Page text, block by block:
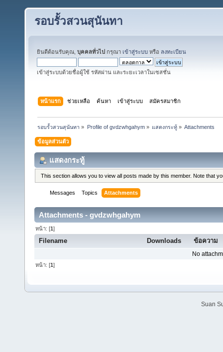
รอบรั้วสวนสุนันทา
ยินดีต้อนรับคุณ, บุคคลทั่วไป กรุณา เข้าสู่ระบบ หรือ ลงทะเบียน
เข้าสู่ระบบด้วยชื่อผู้ใช้ รหัสผ่าน และระยะเวลาในเซสชั่น
หน้าแรก ช่วยเหลือ ค้นหา เข้าสู่ระบบ สมัครสมาชิก
รอบรั้วสวนสุนันทา » Profile of gvdzwhgahym» แสดงกระทู้» Attachments
ข้อมูลส่วนตัว
แสดงกระทู้
This section allows you to view all posts made by this member. Note that
Messages Topics Attachments
Attachments - gvdzwhgahym
หน้า: [1]
Filename Downloads ข้อความ
No
หน้า: [1]
Suan